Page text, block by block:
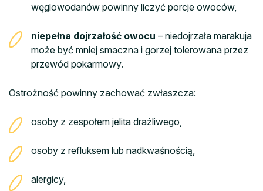
węglowodanów powinny liczyć porcje owoców,
niepełna dojrzałość owocu – niedojrzała marakuja
może być mniej smaczna i gorzej tolerowana przez
przewód pokarmowy.
Ostrożność powinny zachować zwłaszcza:
osoby z zespołem jelita drażliwego,
osoby z refluksem lub nadkwaśnością,
alergicy,